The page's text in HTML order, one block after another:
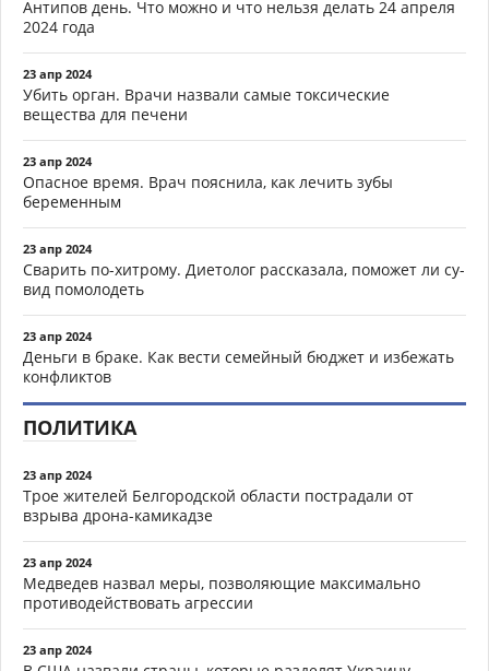
Антипов день. Что можно и что нельзя делать 24 апреля
2024 года
23 апр 2024
Убить орган. Врачи назвали самые токсические
вещества для печени
23 апр 2024
Опасное время. Врач пояснила, как лечить зубы
беременным
23 апр 2024
Сварить по-хитрому. Диетолог рассказала, поможет ли су-
вид помолодеть
23 апр 2024
Деньги в браке. Как вести семейный бюджет и избежать
конфликтов
ПОЛИТИКА
23 апр 2024
Трое жителей Белгородской области пострадали от
взрыва дрона-камикадзе
23 апр 2024
Медведев назвал меры, позволяющие максимально
противодействовать агрессии
23 апр 2024